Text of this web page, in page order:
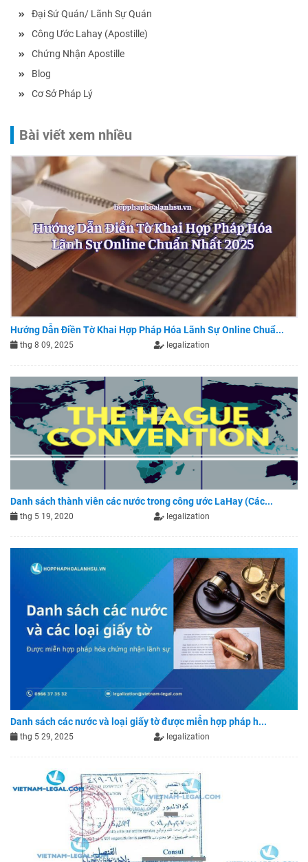
Đại Sứ Quán/ Lãnh Sự Quán
Công Ước Lahay (Apostille)
Chứng Nhận Apostille
Blog
Cơ Sở Pháp Lý
Bài viết xem nhiều
Hướng Dẫn Điền Tờ Khai Hợp Pháp Hóa Lãnh Sự Online Chuẩ...
thg 8 09, 2025 legalization
Danh sách thành viên các nước trong công ước LaHay (Các...
thg 5 19, 2020 legalization
Danh sách các nước và loại giấy tờ được miễn hợp pháp h...
thg 5 29, 2025 legalization